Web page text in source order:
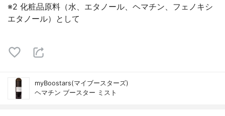
※2 化粧品原料（水、エタノール、ヘマチン、フェノキシ
エタノール）として
myBoostars(マイブースターズ)
ヘマチン ブースター ミスト